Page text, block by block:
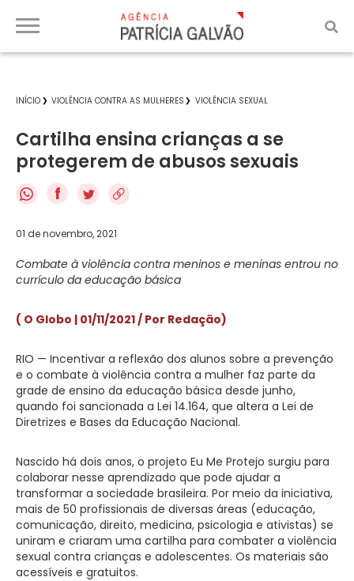
INÍCIO VIOLÊNCIA CONTRA AS MULHERES VIOLÊNCIA SEXUAL
Cartilha ensina crianças a se
protegerem de abusos sexuais
f
01 de novembro, 2021
Combate à violência contra meninos e meninas entrou no
currículo da educação básica
( O Globo | 01/11/2021 / Por Redação)
RIO — Incentivar a reflexão dos alunos sobre a prevenção
e o combate à violência contra a mulher faz parte da
grade de ensino da educação básica desde junho,
quando foi sancionada a Lei 14.164, que altera a Lei de
Diretrizes e Bases da Educação Nacional.
Nascido há dois anos, o projeto Eu Me Protejo surgiu para
colaborar nesse aprendizado que pode ajudar a
transformar a sociedade brasileira. Por meio da iniciativa,
mais de 50 profissionais de diversas áreas (educação,
comunicação, direito, medicina, psicologia e ativistas) se
uniram e criaram uma cartilha para combater a violência
sexual contra crianças e adolescentes. Os materiais são
acessíveis e gratuitos.